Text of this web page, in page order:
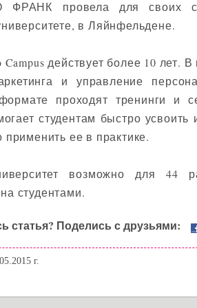
ФРАНК провела для своих
в Ляйнфельдене.
Campus действует более 10 лет.
и управление
проходят тренинги и
студентам быстро
ее в практике.
возможно для 44
студентами.
статья? Поделись с друзьями:
г.